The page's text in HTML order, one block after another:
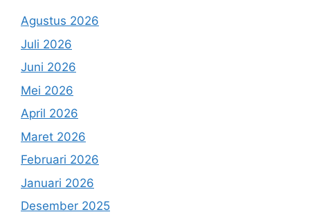
Agustus 2026
Juli 2026
Juni 2026
Mei 2026
April 2026
Maret 2026
Februari 2026
Januari 2026
Desember 2025